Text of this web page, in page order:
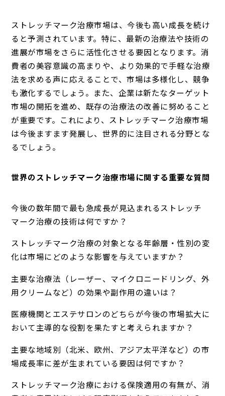
ストレッチマーク治療市場は、今後も高い成長を続け
ると予測されています。特に、最新の治療法や技術の
進展が市場をさらに活性化させる要因となります。消
費者の美容意識の高まりや、より効果的で手軽な治療
法を求める声に応えることで、市場は多様化し、競争
も激化するでしょう。また、企業は新たなターゲット
市場の開拓を進め、既存の治療法の改善に努めること
が重要です。これにより、ストレッチマーク治療市場
は今後ますます発展し、世界的に注目される分野とな
るでしょう。
世界のストレッチマーク治療市場に関する重要な質問
今後の数年間で最も急成長が見込まれるストレッチ
マーク治療の技術は何ですか？
ストレッチマーク治療の対象となる年齢層・性別の変
化は市場にどのような影響を与えていますか？
主要な治療法（レーザー、マイクロニードリング、外
用クリームなど）の効果や副作用の違いは？
医療機関とエステサロンのどちらが今後の市場拡大に
おいて主導的な役割を果たすと考えられますか？
主要な地域別（北米、欧州、アジア太平洋など）の市
場成長率に差が生まれている要因は何ですか？
ストレッチマーク治療における保険適用の有無が、消